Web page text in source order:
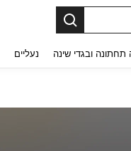
ובגדי שינה נעליים